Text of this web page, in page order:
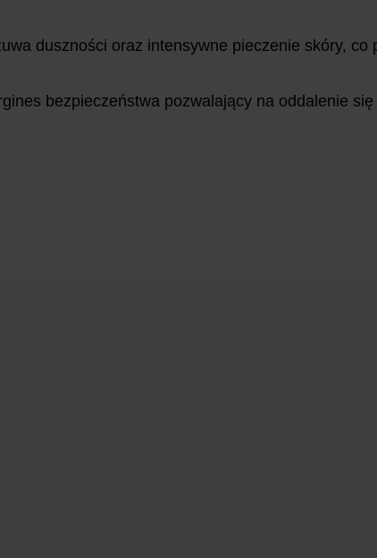
duszności oraz intensywne pieczenie skóry, co
bezpieczeństwa pozwalający na oddalenie